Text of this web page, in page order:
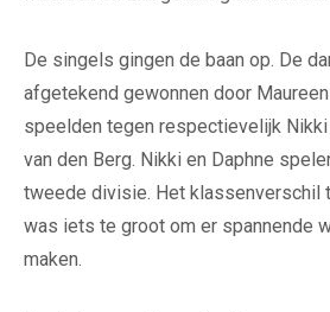
De singels gingen de baan op. De
afgetekend gewonnen door
speelden tegen respectievelijk
van den Berg. Nikki en Daphne
tweede divisie. Het klassenverschil
was iets te groot om er spannende
maken.